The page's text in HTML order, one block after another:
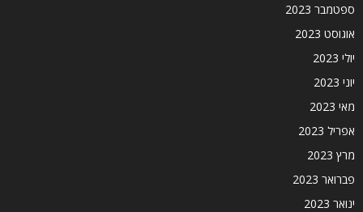
ספטמבר 2023
אוגוסט 2023
יולי 2023
יוני 2023
מאי 2023
אפריל 2023
מרץ 2023
פברואר 2023
ינואר 2023